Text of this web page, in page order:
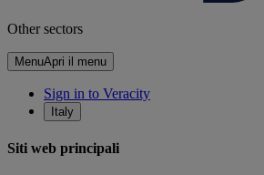
Other sectors
MenuApri il menu
Sign in to Veracity
Italy
Siti web principali